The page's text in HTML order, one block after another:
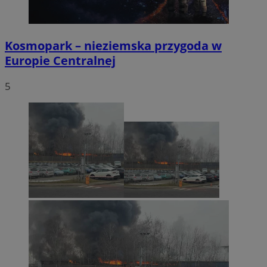
Kosmopark – nieziemska przygoda w
Europie Centralnej
5